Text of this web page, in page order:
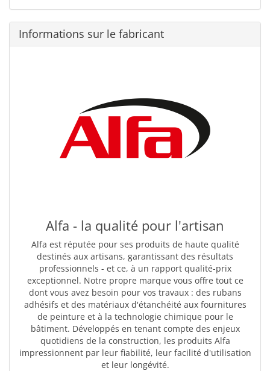
Informations sur le fabricant
Alfa - la qualité pour l'artisan
Alfa est réputée pour ses produits de haute qualité
destinés aux artisans, garantissant des résultats
professionnels - et ce, à un rapport qualité-prix
exceptionnel. Notre propre marque vous offre tout ce
dont vous avez besoin pour vos travaux : des rubans
adhésifs et des matériaux d'étanchéité aux fournitures
de peinture et à la technologie chimique pour le
bâtiment. Développés en tenant compte des enjeux
quotidiens de la construction, les produits Alfa
impressionnent par leur fiabilité, leur facilité d'utilisation
et leur longévité.